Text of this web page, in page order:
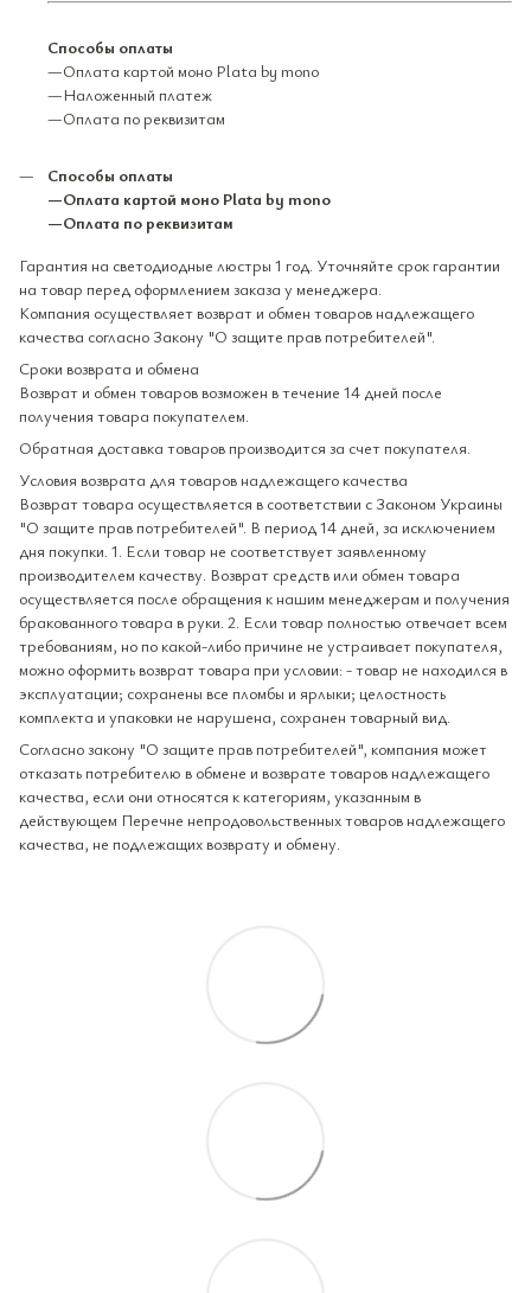
Способы оплаты
—Оплата картой моно Plata by mono
—Наложенный платеж
—Оплата по реквизитам
Способы оплаты
—Оплата картой моно Plata by mono
—Оплата по реквизитам
Гарантия на светодиодные люстры 1 год. Уточняйте срок гарантии
на товар перед оформлением заказа у менеджера.
Компания осуществляет возврат и обмен товаров надлежащего
качества согласно Закону "О защите прав потребителей".
Сроки возврата и обмена
Возврат и обмен товаров возможен в течение 14 дней после
получения товара покупателем.
Обратная доставка товаров производится за счет покупателя.
Условия возврата для товаров надлежащего качества
Возврат товара осуществляется в соответствии с Законом Украины
"О защите прав потребителей". В период 14 дней, за исключением
дня покупки. 1. Если товар не соответствует заявленному
производителем качеству. Возврат средств или обмен товара
осуществляется после обращения к нашим менеджерам и получения
бракованного товара в руки. 2. Если товар полностью отвечает всем
требованиям, но по какой-либо причине не устраивает покупателя,
можно оформить возврат товара при условии: - товар не находился в
эксплуатации; сохранены все пломбы и ярлыки; целостность
комплекта и упаковки не нарушена, сохранен товарный вид.
Согласно закону "О защите прав потребителей", компания может
отказать потребителю в обмене и возврате товаров надлежащего
качества, если они относятся к категориям, указанным в
действующем Перечне непродовольственных товаров надлежащего
качества, не подлежащих возврату и обмену.